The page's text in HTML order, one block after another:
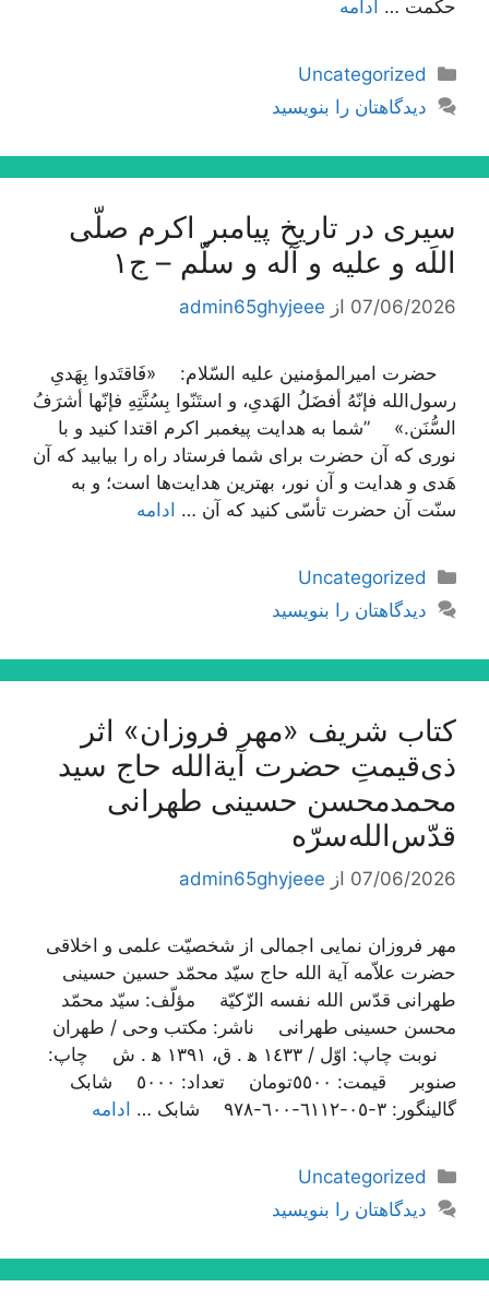
حكمت … ادامه
دسته‌ها
Uncategorized
دیدگاهتان را بنویسید
سیری در تاریخ پیامبر اکرم صلّی
اللَه و علیه و آله و سلّم – ج۱
07/06/2026 از admin65ghyjeee
حضرت امیرالمؤمنین علیه السّلام: «فَاقتَدوا بِهَدیِ
رسول‌الله فإنّهُ أفضَلُ الهَدیِ، و استَنّوا بِسُنَّتِهِ فإنّها أشرَفُ
السُّنَن.» ”شما به هدایت پیغمبر اکرم اقتدا کنید و با
نوری که آن حضرت برای شما فرستاد راه را بیابید که آن
هَدی و هدایت و آن نور، بهترین هدایت‌ها است؛ و به
سنّت آن حضرت تأسّی کنید که آن … ادامه
دسته‌ها
Uncategorized
دیدگاهتان را بنویسید
کتاب شریف «مهر فروزان» اثر
ذی‌قیمتِ حضرت آیة‌الله حاج سید
محمدمحسن حسینی طهرانی
قدّس‌الله‌سرّه
07/06/2026 از admin65ghyjeee
مهر فروزان نمایی اجمالی از شخصیّت علمی و اخلاقی
حضرت علاّمه آیة الله حاج سیّد محمّد حسین حسینی
طهرانی قدّس الله نفسه الزّکیّة مؤلّف: سیّد محمّد
محسن حسینی طهرانی ناشر: مکتب وحی / طهران
نوبت چاپ: اوّل / ١٤٣٣ ه‍ . ق، ١٣٩١ ه‍ . ش چاپ:
صنوبر قیمت: ٥٥٠٠تومان تعداد: ٥٠٠٠ شابک
گالینگور: ٣-٠٥-٦١١٢-٦٠٠-٩٧٨ شابک …
ادامه
دسته‌ها
Uncategorized
دیدگاهتان را بنویسید